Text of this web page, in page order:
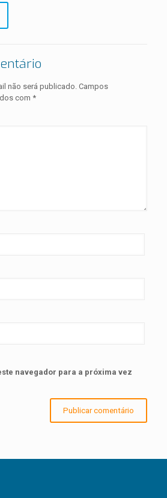
não será publicado. Campos
com *
navegador para a próxima vez